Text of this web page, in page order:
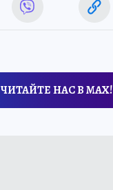
ЧИТАЙТЕ НАС В МАХ!